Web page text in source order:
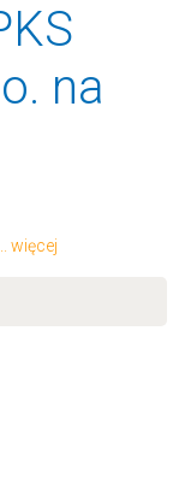
na
... więcej